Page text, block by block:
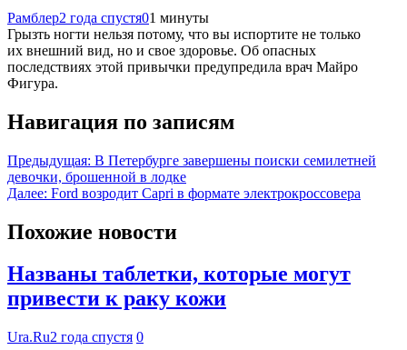
Рамблер2 года спустя01 минуты
Грызть ногти нельзя потому, что вы испортите не только
их внешний вид, но и свое здоровье. Об опасных
последствиях этой привычки предупредила врач Майро
Фигура.
Навигация по записям
Предыдущая: В Петербурге завершены поиски семилетней
девочки, брошенной в лодке
Далее: Ford возродит Capri в формате электрокроссовера
Похожие новости
Названы таблетки, которые могут
привести к раку кожи
Ura.Ru2 года спустя 0